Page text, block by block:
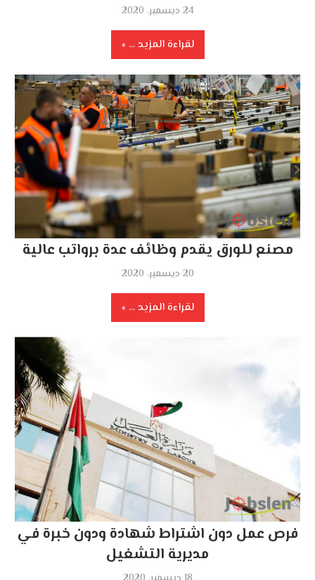
24 ديسمبر، 2020
لقراءة المزيد ...
مصنع للورق يقدم وظائف عدة برواتب عالية
20 ديسمبر، 2020
لقراءة المزيد ...
فرص عمل دون اشتراط شهادة ودون خبرة في
مديرية التشغيل